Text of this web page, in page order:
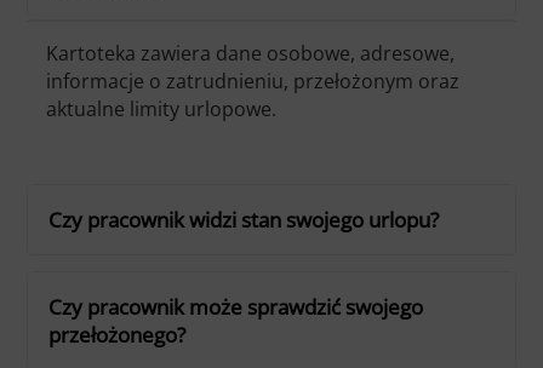
Kartoteka zawiera dane osobowe, adresowe,
informacje o zatrudnieniu, przełożonym oraz
aktualne limity urlopowe.
Czy pracownik widzi stan swojego urlopu?
Czy pracownik może sprawdzić swojego
przełożonego?